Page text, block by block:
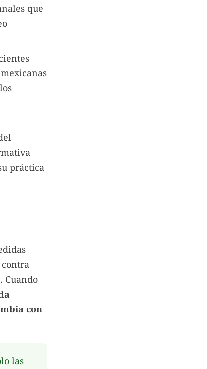
que
práctica
Cuando
con
las